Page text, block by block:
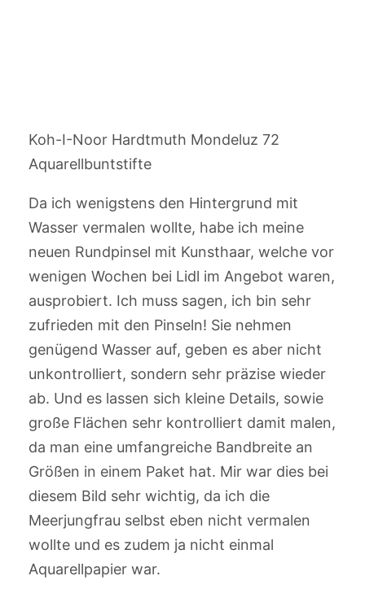
Koh-I-Noor Hardtmuth Mondeluz 72
Aquarellbuntstifte
Da ich wenigstens den Hintergrund mit
Wasser vermalen wollte, habe ich meine
neuen Rundpinsel mit Kunsthaar, welche vor
wenigen Wochen bei Lidl im Angebot waren,
ausprobiert. Ich muss sagen, ich bin sehr
zufrieden mit den Pinseln! Sie nehmen
genügend Wasser auf, geben es aber nicht
unkontrolliert, sondern sehr präzise wieder
ab. Und es lassen sich kleine Details, sowie
große Flächen sehr kontrolliert damit malen,
da man eine umfangreiche Bandbreite an
Größen in einem Paket hat. Mir war dies bei
diesem Bild sehr wichtig, da ich die
Meerjungfrau selbst eben nicht vermalen
wollte und es zudem ja nicht einmal
Aquarellpapier war.